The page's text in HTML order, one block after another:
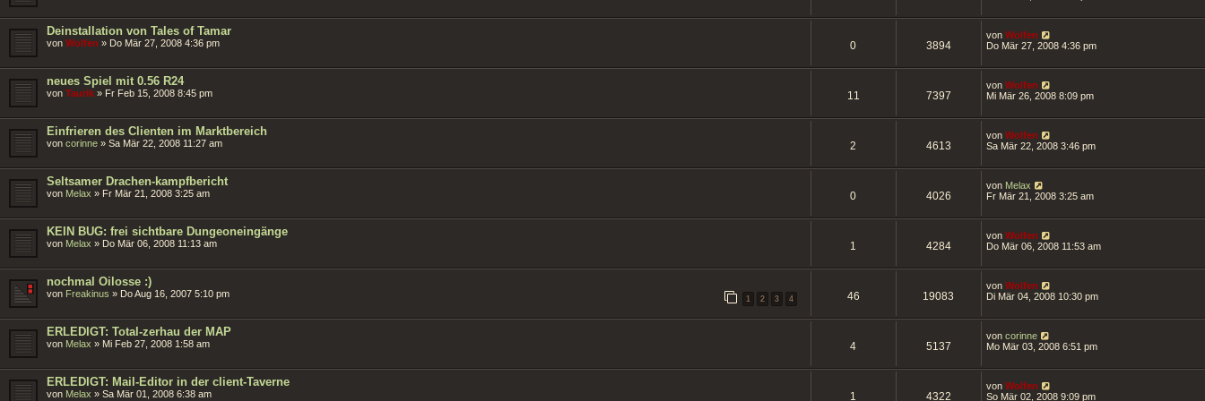
Deinstallation von Tales of Tamar
von Wolfen » Do Mär 27, 2008 4:36 pm 0 3894
von Wolfen
Do Mär 27, 2008 4:36 pm
neues Spiel mit 0.56 R24
von Taurik » Fr Feb 15, 2008 8:45 pm 11 7397
von Wolfen
Mi Mär 26, 2008 8:09 pm
Einfrieren des Clienten im Marktbereich
von corinne » Sa Mär 22, 2008 11:27 am 2 4613
von Wolfen
Sa Mär 22, 2008 3:46 pm
Seltsamer Drachen-kampfbericht
von Melax » Fr Mär 21, 2008 3:25 am 0 4026
von Melax
Fr Mär 21, 2008 3:25 am
KEIN BUG: frei sichtbare Dungeoneingänge
von Melax » Do Mär 06, 2008 11:13 am 1 4284
von Wolfen
Do Mär 06, 2008 11:53 am
nochmal Oilosse :)
von Freakinus » Do Aug 16, 2007 5:10 pm
1 2 3 4 46 19083
von Wolfen
Di Mär 04, 2008 10:30 pm
ERLEDIGT: Total-zerhau der MAP
von Melax » Mi Feb 27, 2008 1:58 am 4 5137
von corinne
Mo Mär 03, 2008 6:51 pm
ERLEDIGT: Mail-Editor in der client-Taverne
von Melax » Sa Mär 01, 2008 6:38 am 1 4322
von Wolfen
So Mär 02, 2008 9:09 pm